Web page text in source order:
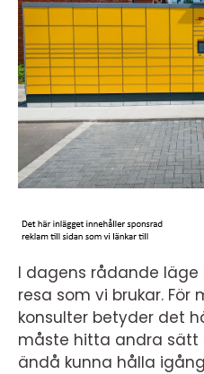
I dagens rådande läge
resa som vi brukar.
konsulter betyder det
måste hitta andra
ändå kunna hålla